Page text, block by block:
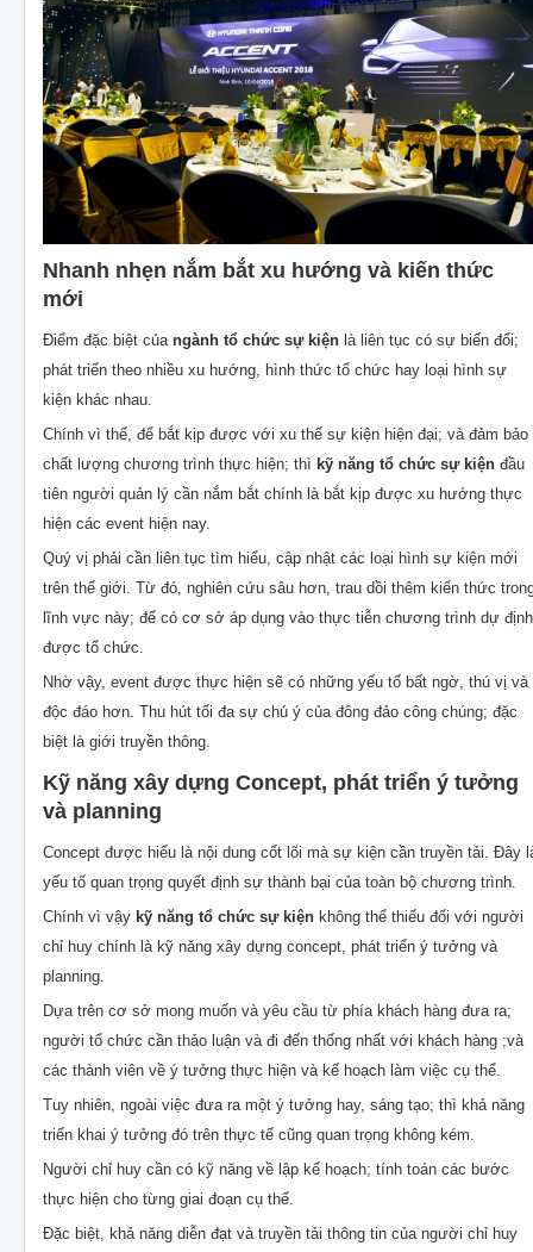
Nhanh nhẹn nắm bắt xu hướng và kiến thức
mới
Điểm đặc biệt của ngành tổ chức sự kiện là liên tục có sự biến đổi;
phát triển theo nhiều xu hướng, hình thức tổ chức hay loại hình sự
kiện khác nhau.
Chính vì thế, để bắt kịp được với xu thế sự kiện hiện đại; và đảm bảo
chất lượng chương trình thực hiện; thì kỹ năng tổ chức sự kiện đầu
tiên người quản lý cần nắm bắt chính là bắt kịp được xu hướng thực
hiện các event hiện nay.
Quý vị phải cần liên tục tìm hiểu, cập nhật các loại hình sự kiện mới
trên thế giới. Từ đó, nghiên cứu sâu hơn, trau dồi thêm kiến thức
lĩnh vực này; để có cơ sở áp dụng vào thực tiễn chương trình dự định
được tổ chức.
Nhờ vậy, event được thực hiện sẽ có những yếu tố bất ngờ, thú vị và
độc đáo hơn. Thu hút tối đa sự chú ý của đông đảo công chúng; đặc
biệt là giới truyền thông.
Kỹ năng xây dựng Concept, phát triển ý tưởng
và planning
Concept được hiểu là nội dung cốt lõi mà sự kiện cần truyền tải. Đây
yếu tố quan trọng quyết định sự thành bại của toàn bộ chương trình.
Chính vì vậy kỹ năng tổ chức sự kiện không thể thiếu đối với người
chỉ huy chính là kỹ năng xây dựng concept, phát triển ý tưởng và
planning.
Dựa trên cơ sở mong muốn và yêu cầu từ phía khách hàng đưa ra;
người tổ chức cần thảo luận và đi đến thống nhất với khách hàng ;và
các thành viên về ý tưởng thực hiện và kế hoạch làm việc cụ thể.
Tuy nhiên, ngoài việc đưa ra một ý tưởng hay, sáng tạo; thì khả năng
triển khai ý tưởng đó trên thực tế cũng quan trọng không kém.
Người chỉ huy cần có kỹ năng về lập kế hoạch; tính toán các bước
thực hiện cho từng giai đoạn cụ thể.
Đặc biệt, khả năng diễn đạt và truyền tải thông tin của người chỉ huy